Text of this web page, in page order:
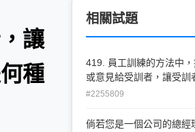
讓
種
相關試題
419. 員工訓練的方法中
或意見給受訓者，讓受訓
對其回答的正確度做出回
作中訓練 (D) 工作指引訓
#2255809
倘若您是一個公司的總經